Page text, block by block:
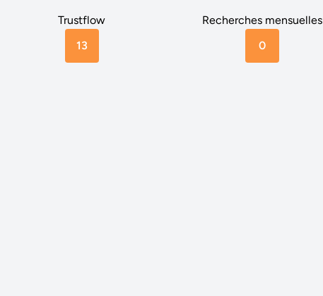
Trustflow
13
Recherches mensuelles
0